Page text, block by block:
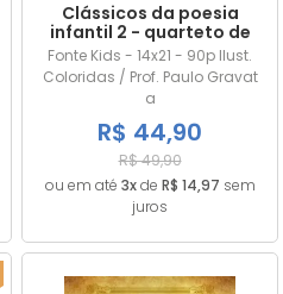
Clássicos da poesia
infantil 2 - quarteto de
poetisas
Fonte Kids - 14x21 - 90p Ilust.
Coloridas / Prof. Paulo Gravat
a
R$ 44,90
R$ 49,90
ou em até 3xde R$ 14,97 sem
juros